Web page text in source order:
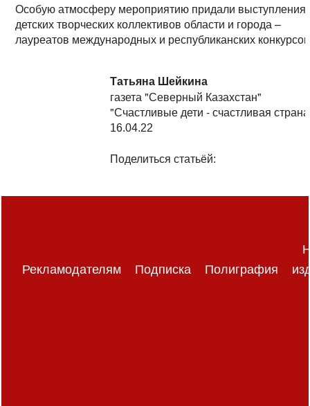
Особую атмосферу мероприятию придали выступления
детских творческих коллективов области и города –
лауреатов международных и республиканских
Татьяна Шейкина
газета "Северный Казахстан"
"Счастливые дети - счастливая
16.04.22
Поделиться статьёй:
Рекламодателям Подписка Полиграфия